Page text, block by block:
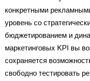
конкретными
уровень со
бюджетированием и
маркетинговых KPI вы
сохраняется
свободно тестировать